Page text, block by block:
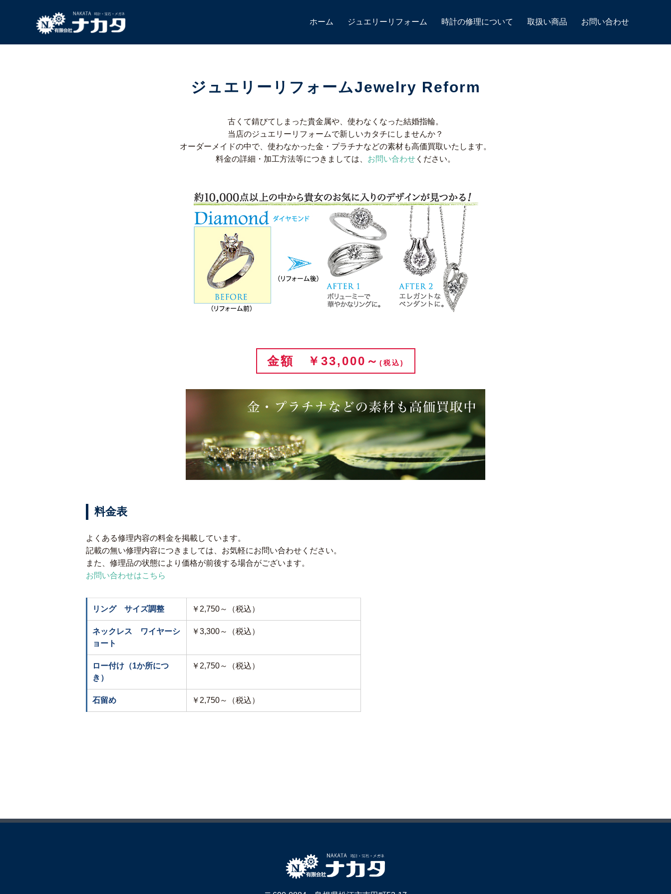
ホーム ジュエリーリフォーム 時計の修理について 取扱い商品 お問い合わせ
ジュエリーリフォームJewelry Reform
古くて錆びてしまった貴金属や、使わなくなった結婚指輪。
当店のジュエリーリフォームで新しいカタチにしませんか？
オーダーメイドの中で、使わなかった金・プラチナなどの素材も高価買取いたします。
料金の詳細・加工方法等につきましては、 お問い合わせ ください。
金額 ￥33,000～ (税込)
料金表
よくある修理内容の料金を掲載しています。
記載の無い修理内容につきましては、お気軽にお問い合わせください。
また、修理品の状態により価格が前後する場合がございます。
お問い合わせはこちら
リング サイズ調整 ￥2,750～（税込）
ネックレス ワイヤーシ
ョート
￥3,300～（税込）
ロー付け（1か所につ
き）
￥2,750～（税込）
石留め ￥2,750～（税込）